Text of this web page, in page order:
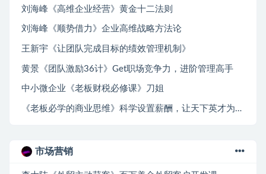
刘海峰《高维企业经营》黄金十二法则
刘海峰《顺势借力》企业高维战略方法论
王新宇《让团队完成目标的绩效管理机制》
黄景《团队激励36计》Get职场竞争力，进阶管理高手
中小微企业《老板财税必修课》刀姐
《老板必学的商业思维》科学设置薪酬，让天下英才为你所用
市场营销